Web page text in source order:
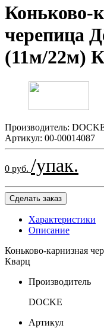
Коньково-
черепица
(11м/22м)
Производитель:
Артикул: 00-00014087
0 руб. /упак.
Сделать заказ
Характеристики
Описание
Коньково-карнизная
Кварц
Производитель
DOCKE
Артикул